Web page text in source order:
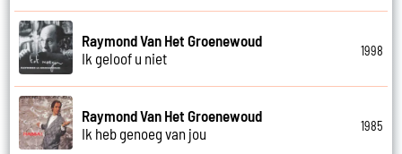
Raymond Van Het Groenewoud
Ik geloof u niet
1998
Raymond Van Het Groenewoud
Ik heb genoeg van jou
1985